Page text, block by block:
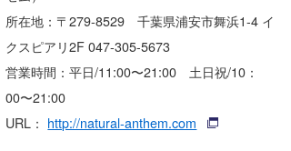
所在地：〒279-8529 千葉県浦安市舞浜1-4 イ
クスピアリ2F 047-305-5673
営業時間：平日/11:00〜21:00 土日祝/10：
00〜21:00
URL： http://natural-anthem.com
NOBUFUKU
大野”MAR”修聖
喜納海人
G◎Da
H
KID